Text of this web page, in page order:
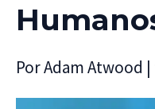
PorAdam Atwood |